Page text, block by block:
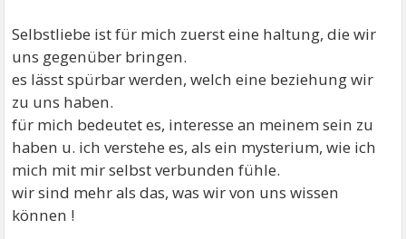
Selbstliebe ist für mich zuerst eine haltung, die wir
uns gegenüber bringen.
es lässt spürbar werden, welch eine beziehung wir
zu uns haben.
für mich bedeutet es, interesse an meinem sein zu
haben u. ich verstehe es, als ein mysterium, wie ich
mich mit mir selbst verbunden fühle.
wir sind mehr als das, was wir von uns wissen
können !